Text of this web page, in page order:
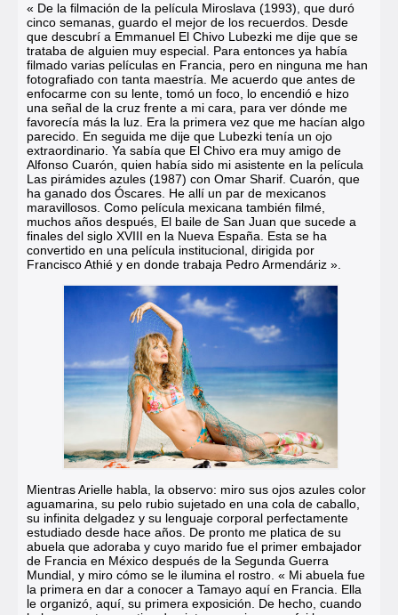
« De la filmación de la película Miroslava (1993), que duró
cinco semanas, guardo el mejor de los recuerdos. Desde
que descubrí a Emmanuel El Chivo Lubezki me dije que se
trataba de alguien muy especial. Para entonces ya había
filmado varias películas en Francia, pero en ninguna me han
fotografiado con tanta maestría. Me acuerdo que antes de
enfocarme con su lente, tomó un foco, lo encendió e hizo
una señal de la cruz frente a mi cara, para ver dónde me
favorecía más la luz. Era la primera vez que me hacían algo
parecido. En seguida me dije que Lubezki tenía un ojo
extraordinario. Ya sabía que El Chivo era muy amigo de
Alfonso Cuarón, quien había sido mi asistente en la película
Las pirámides azules (1987) con Omar Sharif. Cuarón, que
ha ganado dos Óscares. He allí un par de mexicanos
maravillosos. Como película mexicana también filmé,
muchos años después, El baile de San Juan que sucede a
finales del siglo XVIII en la Nueva España. Esta se ha
convertido en una película institucional, dirigida por
Francisco Athié y en donde trabaja Pedro Armendáriz ».
Mientras Arielle habla, la observo: miro sus ojos azules color
aguamarina, su pelo rubio sujetado en una cola de caballo,
su infinita delgadez y su lenguaje corporal perfectamente
estudiado desde hace años. De pronto me platica de su
abuela que adoraba y cuyo marido fue el primer embajador
de Francia en México después de la Segunda Guerra
Mundial, y miro cómo se le ilumina el rostro. « Mi abuela fue
la primera en dar a conocer a Tamayo aquí en Francia. Ella
le organizó, aquí, su primera exposición. De hecho, cuando